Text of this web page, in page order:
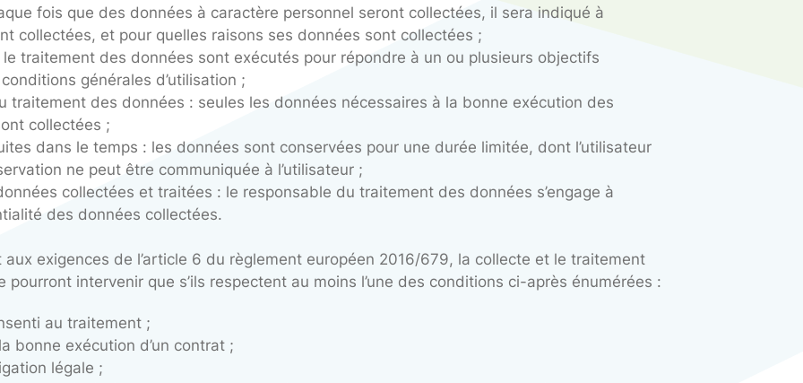
de l’article 5 du Règlement européen 2016/679, la collecte et le traitement des données
principes suivants :
: les données ne peuvent être collectées et traitées qu’avec le consentement de
A chaque fois que des données à caractère personnel seront collectées, il sera indiqué à
sont collectées, et pour quelles raisons ses données sont collectées ;
et le traitement des données sont exécutés pour répondre à un ou plusieurs objectifs
et du traitement des données : seules les données nécessaires à la bonne exécution des
site sont collectées ;
réduites dans le temps : les données sont conservées pour une durée limitée, dont
conservation ne peut être communiquée à l’utilisateur ;
des données collectées et traitées : le responsable du traitement des données s’engage à